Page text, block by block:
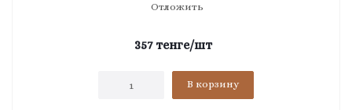
Отложить
357тенге/шт
В корзину